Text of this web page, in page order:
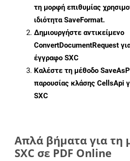
τη μορφή επιθυμίας
ιδιότηταSaveFormat.
Δημιουργήστε αντικείμενο
ConvertDocumentRequest
έγγραφο SXC
Καλέστε τη μέθοδο
παρουσίας κλάσης CellsApi
SXC
Απλά βήματα για τη
SXC σε PDF Online